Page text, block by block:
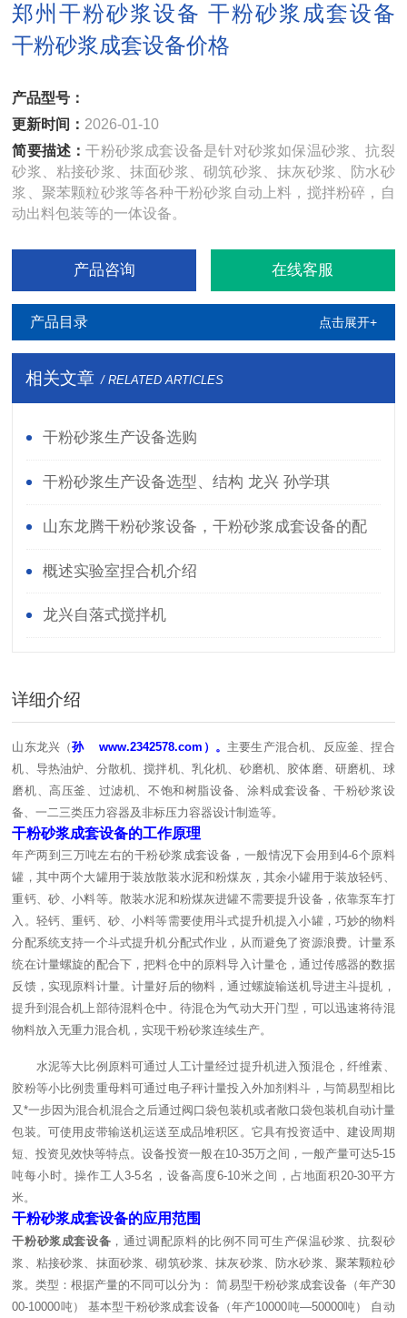
郑州干粉砂浆设备 干粉砂浆成套设备
干粉砂浆成套设备价格
产品型号：
更新时间： 2026-01-10
简要描述：干粉砂浆成套设备是针对砂浆如保温砂浆、抗裂
砂浆、粘接砂浆、抹面砂浆、砌筑砂浆、抹灰砂浆、防水砂
浆、聚苯颗粒砂浆等各种干粉砂浆自动上料，搅拌粉碎，自
动出料包装等的一体设备。
产品咨询 在线客服
产品目录 点击展开+
相关文章 / RELATED ARTICLES
干粉砂浆生产设备选购
干粉砂浆生产设备选型、结构 龙兴 孙学琪
山东龙腾干粉砂浆设备，干粉砂浆成套设备的配
置 概述实验室捏合机介绍
龙兴自落式搅拌机
详细介绍
山东龙兴（孙www.2342578.com ）。 主要生产混合机、反应釜、捏合
机、导热油炉、分散机、搅拌机、乳化机、砂磨机、胶体磨、研磨机、球
磨机、高压釜、过滤机、不饱和树脂设备、涂料成套设备、干粉砂浆设
备、一二三类压力容器及非标压力容器设计制造等。
干粉砂浆成套设备的工作原理
年产两到三万吨左右的干粉砂浆成套设备，一般情况下会用到4-6个原料
罐，其中两个大罐用于装放散装水泥和粉煤灰，其余小罐用于装放轻钙、
重钙、砂、小料等。散装水泥和粉煤灰进罐不需要提升设备，依靠泵车打
入。轻钙、重钙、砂、小料等需要使用斗式提升机提入小罐，巧妙的物料
分配系统支持一个斗式提升机分配式作业，从而避免了资源浪费。计量系
统在计量螺旋的配合下，把料仓中的原料导入计量仓，通过传感器的数据
反馈，实现原料计量。计量好后的物料，通过螺旋输送机导进主斗提机，
提升到混合机上部待混料仓中。待混仓为气动大开门型，可以迅速将待混
物料放入无重力混合机，实现干粉砂浆连续生产。
水泥等大比例原料可通过人工计量经过提升机进入预混仓，纤维素、
胶粉等小比例贵重母料可通过电子秤计量投入外加剂料斗，与简易型相比
又*一步因为混合机混合之后通过阀口袋包装机或者敞口袋包装机自动计量
包装。可使用皮带输送机运送至成品堆积区。它具有投资适中、建设周期
短、投资见效快等特点。设备投资一般在10-35万之间，一般产量可达5-15
吨每小时。操作工人3-5名，设备高度6-10米之间，占地面积20-30平方
米。
干粉砂浆成套设备的应用范围
干粉砂浆成套设备 ，通过调配原料的比例不同可生产保温砂浆、抗裂砂
浆、粘接砂浆、抹面砂浆、砌筑砂浆、抹灰砂浆、防水砂浆、聚苯颗粒砂
浆。类型：根据产量的不同可以分为： 简易型干粉砂浆成套设备（年产30
00-10000吨） 基本型干粉砂浆成套设备（年产10000吨—50000吨） 自动